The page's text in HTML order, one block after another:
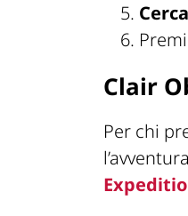
Cerca
Premi
Clair
Per chi